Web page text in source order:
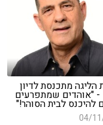
הליגה מתכנסת לדיון
- "אוהדים שמתפרעים
להיכנס לבית הסוהר!"
04/